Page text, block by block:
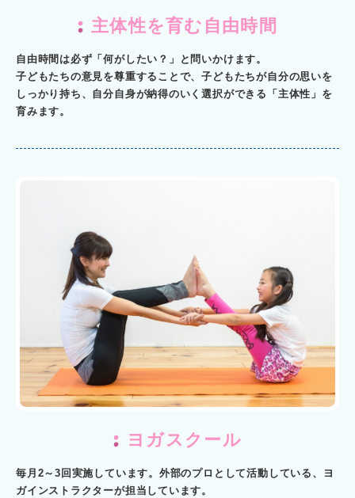
主体性を育む自由時間
自由時間は必ず「何がしたい？」と問いかけます。
子どもたちの意見を尊重することで、子どもたちが自分の思いを
しっかり持ち、自分自身が納得のいく選択ができる「主体性」を
育みます。
ヨガスクール
毎月2～3回実施しています。外部のプロとして活動している、ヨ
ガインストラクターが担当しています。